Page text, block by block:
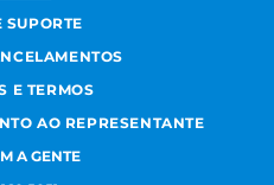
SUPORTE
E TERMOS
AO REPRESENTANTE
A GENTE